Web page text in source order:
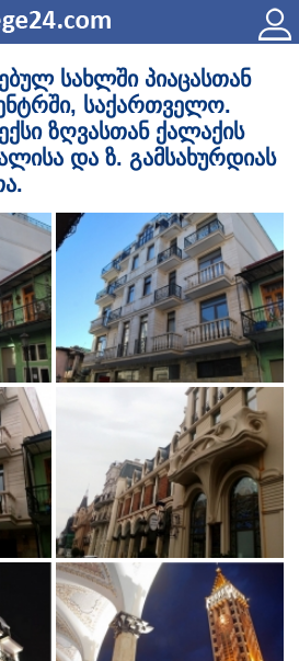
სახლში პიაცასთან
საქართველო.
ზღვასთან ქალაქის
და ზ. გამსახურდიას